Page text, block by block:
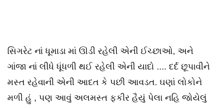
સિગરેટ નાં ધૂમાડા માં ઊડી રહેલી એની ઈચ્છાઓ, અને
ગાંજા નાં લીધે ધૂંધળી થઈ રહેલી એની યાદો .... દર્દ છૂપાવીને
મસ્ત રહેવાની એની આદત કે પછી આવડત. ઘણાં લોકોને
મળી હું , પણ આવું અલમસ્ત ફકીર હૈયું પેલા નહિ જોયેલું